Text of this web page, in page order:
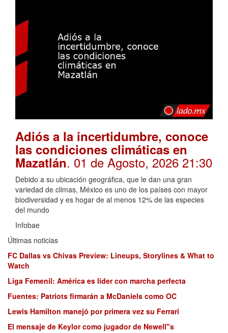
Adiós a la incertidumbre, conoce
las condiciones climáticas en
Mazatlán. 01 de Agosto, 2026 21:30
Debido a su ubicación geográfica, que le dan una gran
variedad de climas, México es uno de los países con mayor
biodiversidad y es hogar de al menos 12% de las especies
del mundo
Infobae
Últimas noticias
FC Dallas vs Chivas Preview: Lineups, Storylines & What to
Watch
Liga Femenil: América es líder con marcha perfecta
Fuentes: Patriots firmarán a McDaniels como OC
Lewis Hamilton manejó por primera vez su Ferrari
El mensaje de Keylor como jugador de Newell"s